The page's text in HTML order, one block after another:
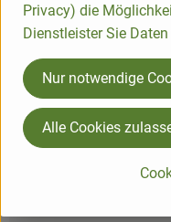
Info
150g, 30% Fett
Privacy) die
Dienstleister Sie
Nur notwendige
Alle Cookies